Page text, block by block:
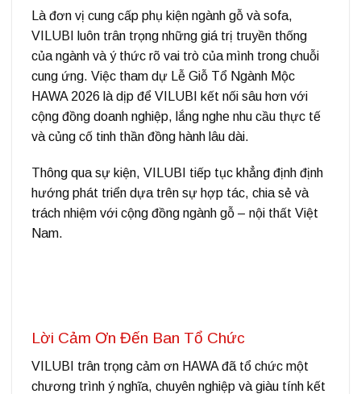
Là đơn vị cung cấp phụ kiện ngành gỗ và sofa,
VILUBI
luôn trân trọng những giá trị truyền thống
của ngành và ý thức rõ vai trò của mình trong chuỗi
cung ứng. Việc tham dự Lễ Giỗ Tổ Ngành Mộc
HAWA 2026 là dịp để VILUBI kết nối sâu hơn với
cộng đồng doanh nghiệp, lắng nghe nhu cầu thực tế
và củng cố tinh thần đồng hành lâu dài.
Thông qua sự kiện, VILUBI tiếp tục khẳng định định
hướng phát triển dựa trên sự hợp tác, chia sẻ và
trách nhiệm với cộng đồng ngành gỗ – nội thất Việt
Nam.
Lời Cảm Ơn Đến Ban Tổ Chức
VILUBI trân trọng cảm ơn HAWA đã tổ chức một
chương trình ý nghĩa, chuyên nghiệp và giàu tính kết